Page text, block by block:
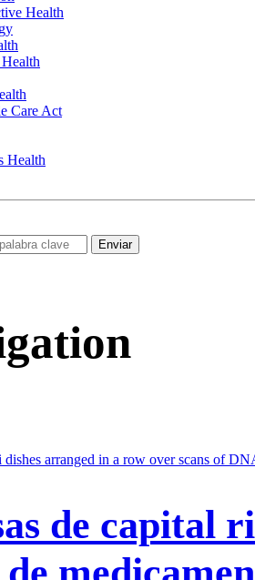
Health
Care Act
Health
de capital